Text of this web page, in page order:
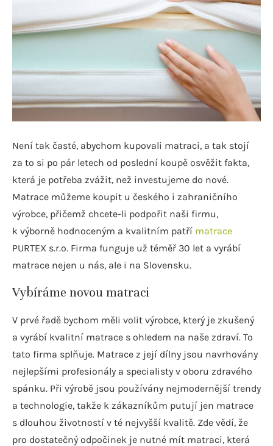
Není tak časté, abychom kupovali matraci, a tak stojí
za to si po pár letech od poslední koupě osvěžit fakta,
která je potřeba zvážit, než investujeme do nové.
Matrace můžeme koupit u českého i zahraničního
výrobce, přičemž chcete-li podpořit naši firmu,
k výborně hodnoceným a kvalitním patří matrace
PURTEX s.r.o. Firma funguje už téměř 30 let a vyrábí
matrace nejen u nás, ale i na Slovensku.
Vybíráme novou matraci
V prvé řadě bychom měli volit výrobce, který je zkušený
a vyrábí kvalitní matrace s ohledem na naše zdraví. To
tato firma splňuje. Matrace z její dílny jsou navrhovány
nejlepšími profesionály a specialisty v oboru zdravého
spánku. Při výrobě jsou používány nejmodernější trendy
a technologie, takže k zákazníkům putují jen matrace
s dlouhou životností v té nejvyšší kvalitě. Zde vědí, že
pro dostatečný odpočinek je nutné mít matraci, která